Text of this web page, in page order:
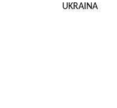
UKRAINA